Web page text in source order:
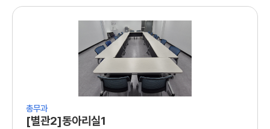
총무과
[별관2]동아리실1